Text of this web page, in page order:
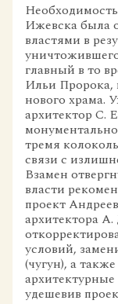
Ижевска была
властями в
главный в то
Ильи Пророка,
нового храма.
архитектор С.
тремя
связи с
Взамен
власти
проект
архитектора
условий,
(чугун), а
удешевив